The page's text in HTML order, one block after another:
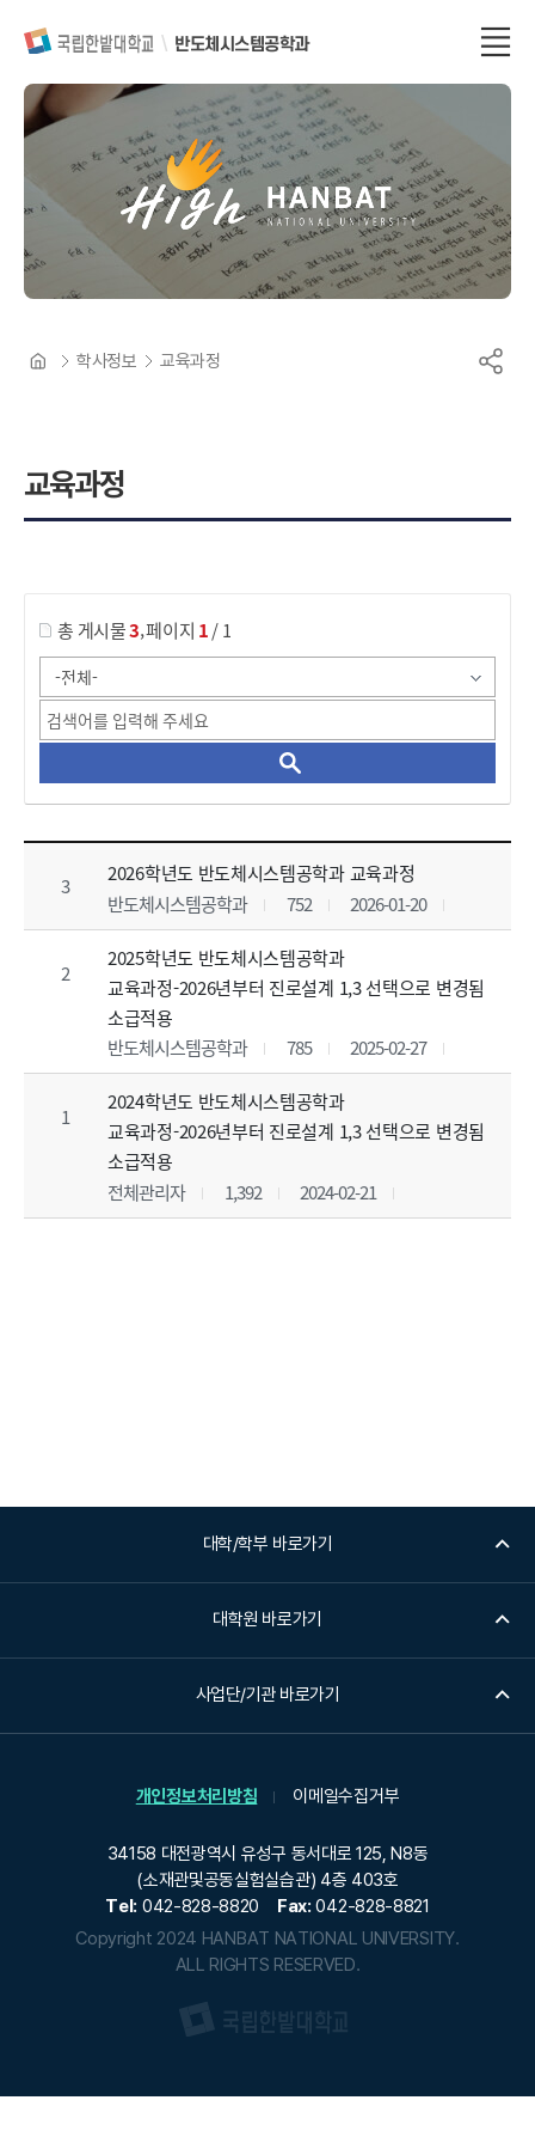
반도체시스템공학과
교육과정
학사정보 교육과정
총 게시물3,페이지 1/ 1
공지형 게시판1 목록 으로 번호, 제목, 작성자, 조회수, 등록 일, 첨부파일로 나열 되고 있습니다.
3
2026학년도 반도체시스템공학과 교육과정
반도체시스템공학과
752 2026-01-20
2
2025학년도 반도체시스템공학과
교육과정-2026년부터 진로설계 1,3 선택으로 변경됨
소급적용
반도체시스템공학과
785 2025-02-27
1
2024학년도 반도체시스템공학과
교육과정-2026년부터 진로설계 1,3 선택으로 변경됨
소급적용
전체관리자
1,392 2024-02-21
대학/학부 바로가기
대학원 바로가기
사업단/기관 바로가기
개인정보처리방침 이메일수집거부
34158 대전광역시 유성구 동서대로 125, N8동
(소재관및공동실험실습관) 4층 403호
Tel: 042-828-8820 Fax: 042-828-8821
Copyright 2024 HANBAT NATIONAL UNIVERSITY.
ALL RIGHTS RESERVED.